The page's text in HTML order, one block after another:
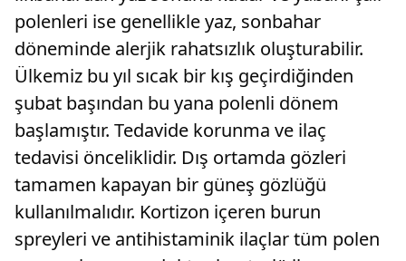
polenleri ise genellikle yaz, sonbahar
döneminde alerjik rahatsızlık oluşturabilir.
Ülkemiz bu yıl sıcak bir kış geçirdiğinden
şubat başından bu yana polenli dönem
başlamıştır. Tedavide korunma ve ilaç
tedavisi önceliklidir. Dış ortamda gözleri
tamamen kapayan bir güneş gözlüğü
kullanılmalıdır. Kortizon içeren burun
spreyleri ve antihistaminik ilaçlar tüm polen